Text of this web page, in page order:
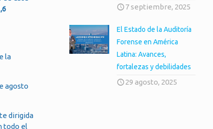
la
agosto
dirigida
todo el
7 septiembre, 2025
El Estado de la Auditoría
Forense en América
Latina: Avances,
fortalezas y debilidades
29 agosto, 2025